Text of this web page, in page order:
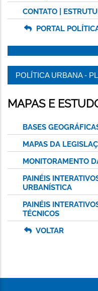
CONTATO |
PORTAL
POLÍTICA URBANA -
MAPAS E
BASES
MAPAS DA
MONITORAMENTO
PAINÉIS
URBANÍSTICA
PAINÉIS
TÉCNICOS
VOLTAR